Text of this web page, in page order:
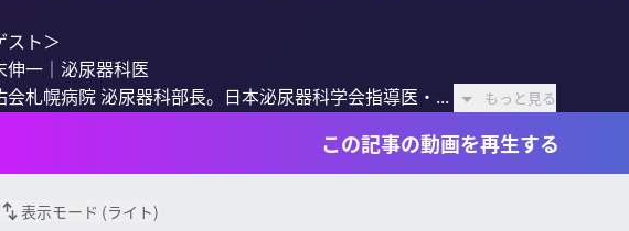
スト＞
伸一｜泌尿器科医
会札幌病院 泌尿器科部長。日本泌尿器科学会指導医・...
もっと見る
この記事の動画を再生する
表示モード (ライト)